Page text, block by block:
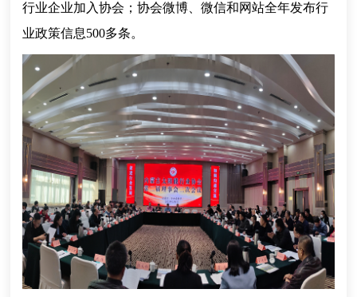
行业企业加入协会；协会微博、微信和网站全年发布行
业政策信息500多条。